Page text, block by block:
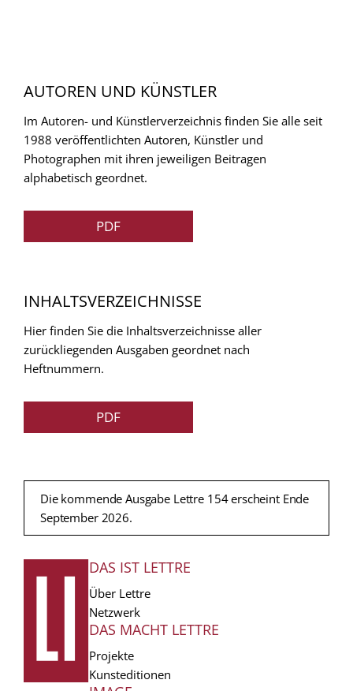
AUTOREN UND KÜNSTLER
Im Autoren- und Künstlerverzeichnis finden Sie alle seit
1988 veröffentlichten Autoren, Künstler und
Photographen mit ihren jeweiligen Beitragen
alphabetisch geordnet.
PDF
INHALTSVERZEICHNISSE
Hier finden Sie die Inhaltsverzeichnisse aller
zurückliegenden Ausgaben geordnet nach
Heftnummern.
PDF
Die kommende Ausgabe Lettre 154 erscheint Ende
September 2026.
FUSSZEILE
DAS IST LETTRE
Über Lettre
Netzwerk
DAS MACHT LETTRE
Projekte
Kunsteditionen